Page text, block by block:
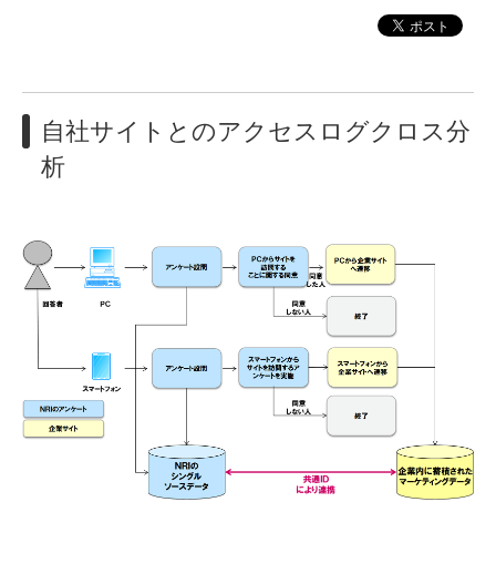
動画強制視聴調査
独自カスタムパネル調査
実購買、実利用へのコンバージョン調査
海外調査
タレント力評価
自社サイトとのアクセスログクロス分
析